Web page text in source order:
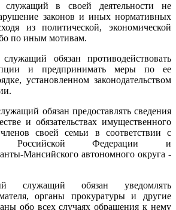
в своей деятельности не
законов и иных нормативных
из политической, экономической
по иным мотивам.
обязан противодействовать
и предпринимать меры по ее
установленном законодательством
обязан предоставлять сведения
и обязательствах имущественного
своей семьи в соответствии с
Российской Федерации и
Мансийского автономного округа -
служащий обязан уведомлять
органы прокуратуры и другие
обо всех случаях обращения к нему